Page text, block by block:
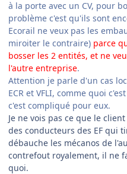
à la porte avec un CV, pour
problème c'est qu'ils sont
Ecorail ne veux pas les
miroiter le contraire) parce
bosser les 2 entités, et ne
l'autre entreprise.
Attention je parle d'un cas
ECR et VFLI, comme quoi
c'est compliqué pour eux.
Je ne vois pas ce que le
des conducteurs des EF qui
débauche les mécanos de
contrefout royalement, il ne
quoi.